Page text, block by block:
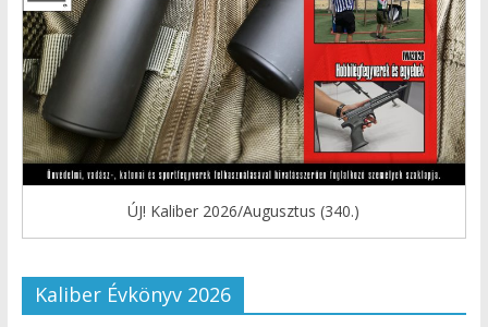
ÚJ! Kaliber 2026/Augusztus (340.)
Kaliber Évkönyv 2026